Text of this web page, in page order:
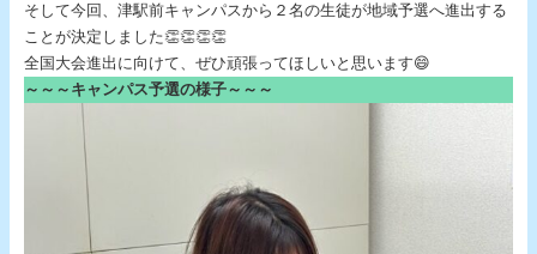
そして今回、津駅前キャンパスから２名の生徒が地域予選へ進出する
ことが決定しました👏👏👏👏
全国大会進出に向けて、ぜひ頑張ってほしいと思います😄
～～～キャンパス予選の様子～～～